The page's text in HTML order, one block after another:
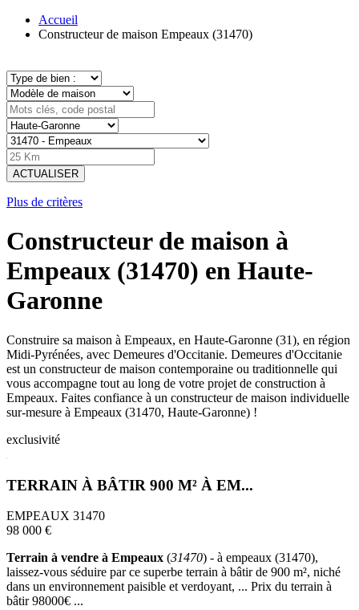
Accueil
Constructeur de maison Empeaux (31470)
ACTUALISER
Plus de critères
Constructeur de maison à
Empeaux (31470) en Haute-
Garonne
Construire sa maison à Empeaux, en Haute-Garonne (31), en région
Midi-Pyrénées, avec Demeures d'Occitanie. Demeures d'Occitanie
est un constructeur de maison contemporaine ou traditionnelle qui
vous accompagne tout au long de votre projet de construction à
Empeaux. Faites confiance à un constructeur de maison individuelle
sur-mesure à Empeaux (31470, Haute-Garonne) !
exclusivité
TERRAIN À BÂTIR 900 M² À EM...
EMPEAUX 31470
98 000 €
Terrain à vendre à Empeaux (31470) - à empeaux (31470),
laissez-vous séduire par ce superbe terrain à bâtir de 900 m², niché
dans un environnement paisible et verdoyant, ... Prix du terrain à
bâtir 98000€ ...